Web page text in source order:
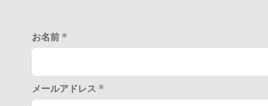
お名前 ※
メールアドレス ※